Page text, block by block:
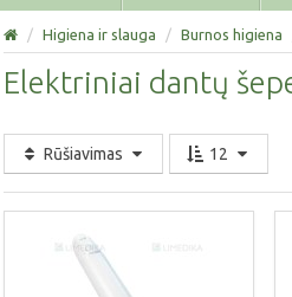
/ Higiena ir slauga / Burnos higiena
Elektriniai dantų
Rūšiavimas 12